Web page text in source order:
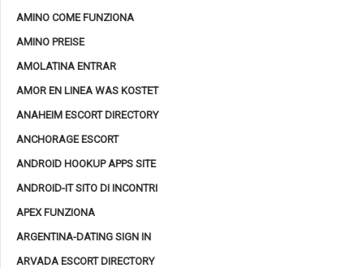
AMINO COME FUNZIONA
AMINO PREISE
AMOLATINA ENTRAR
AMOR EN LINEA WAS KOSTET
ANAHEIM ESCORT DIRECTORY
ANCHORAGE ESCORT
ANDROID HOOKUP APPS SITE
ANDROID-IT SITO DI INCONTRI
APEX FUNZIONA
ARGENTINA-DATING SIGN IN
ARVADA ESCORT DIRECTORY